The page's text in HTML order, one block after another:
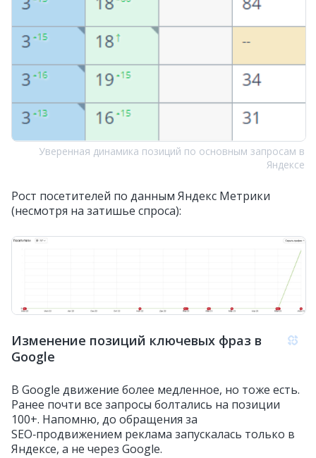
Уверенная динамика позиций по основным запросам в
Яндексе
Рост посетителей по данным Яндекс Метрики
(несмотря на затишье спроса):
Изменение позиций ключевых фраз в
Google
В Google движение более медленное, но тоже есть.
Ранее почти все запросы болтались на позиции
100+. Напомню, до обращения за
SEO‑продвижением реклама запускалась только в
Яндексе, а не через Google.